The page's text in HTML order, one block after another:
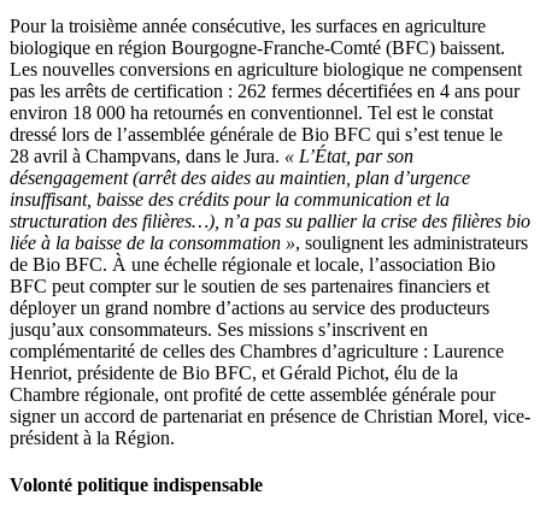
Pour la troisième année consécutive, les surfaces en agriculture
biologique en région Bourgogne-Franche-Comté (BFC) baissent.
Les nouvelles conversions en agriculture biologique ne compensent
pas les arrêts de certification : 262 fermes décertifiées en 4 ans pour
environ 18 000 ha retournés en conventionnel. Tel est le constat
dressé lors de l’assemblée générale de Bio BFC qui s’est tenue le
28 avril à Champvans, dans le Jura. « L’État, par son
désengagement (arrêt des aides au maintien, plan d’urgence
insuffisant, baisse des crédits pour la communication et la
structuration des filières…), n’a pas su pallier la crise des filières bio
liée à la baisse de la consommation », soulignent les administrateurs
de Bio BFC. À une échelle régionale et locale, l’association Bio
BFC peut compter sur le soutien de ses partenaires financiers et
déployer un grand nombre d’actions au service des producteurs
jusqu’aux consommateurs. Ses missions s’inscrivent en
complémentarité de celles des Chambres d’agriculture : Laurence
Henriot, présidente de Bio BFC, et Gérald Pichot, élu de la
Chambre régionale, ont profité de cette assemblée générale pour
signer un accord de partenariat en présence de Christian Morel, vice-
président à la Région.
Volonté politique indispensable